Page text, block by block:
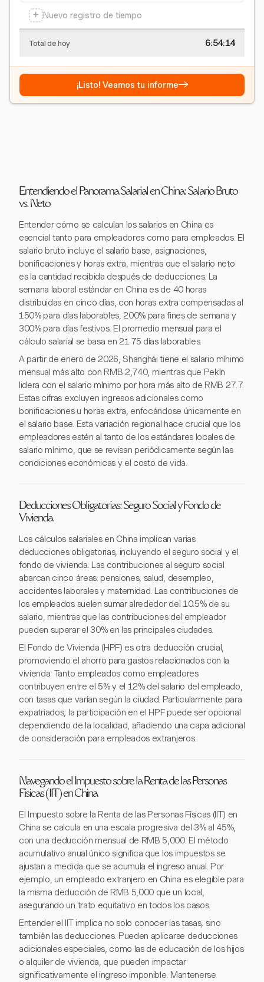
+ Nuevo registro de tiempo
Total de hoy 6:54:15
¡Listo! Veamos tu informe→
Entendiendo el Panorama Salarial en China: Salario Bruto
vs. Neto
Entender cómo se calculan los salarios en China es
esencial tanto para empleadores como para empleados. El
salario bruto incluye el salario base, asignaciones,
bonificaciones y horas extra, mientras que el salario neto
es la cantidad recibida después de deducciones. La
semana laboral estándar en China es de 40 horas
distribuidas en cinco días, con horas extra compensadas al
150% para días laborables, 200% para fines de semana y
300% para días festivos. El promedio mensual para el
cálculo salarial se basa en 21.75 días laborables.
A partir de enero de 2026, Shanghái tiene el salario mínimo
mensual más alto con RMB 2,740, mientras que Pekín
lidera con el salario mínimo por hora más alto de RMB 27.7.
Estas cifras excluyen ingresos adicionales como
bonificaciones u horas extra, enfocándose únicamente en
el salario base. Esta variación regional hace crucial que los
empleadores estén al tanto de los estándares locales de
salario mínimo, que se revisan periódicamente según las
condiciones económicas y el costo de vida.
Deducciones Obligatorias: Seguro Social y Fondo de
Vivienda
Los cálculos salariales en China implican varias
deducciones obligatorias, incluyendo el seguro social y el
fondo de vivienda. Las contribuciones al seguro social
abarcan cinco áreas: pensiones, salud, desempleo,
accidentes laborales y maternidad. Las contribuciones de
los empleados suelen sumar alrededor del 10.5% de su
salario, mientras que las contribuciones del empleador
pueden superar el 30% en las principales ciudades.
El Fondo de Vivienda (HPF) es otra deducción crucial,
promoviendo el ahorro para gastos relacionados con la
vivienda. Tanto empleados como empleadores
contribuyen entre el 5% y el 12% del salario del empleado,
con tasas que varían según la ciudad. Particularmente para
expatriados, la participación en el HPF puede ser opcional
dependiendo de la localidad, añadiendo una capa adicional
de consideración para empleados extranjeros.
Navegando el Impuesto sobre la Renta de las Personas
Físicas (IIT) en China
El Impuesto sobre la Renta de las Personas Físicas (IIT) en
China se calcula en una escala progresiva del 3% al 45%,
con una deducción mensual de RMB 5,000. El método
acumulativo anual único significa que los impuestos se
ajustan a medida que se acumula el ingreso anual. Por
ejemplo, un empleado extranjero en China es elegible para
la misma deducción de RMB 5,000 que un local,
asegurando un trato equitativo en todos los casos.
Entender el IIT implica no solo conocer las tasas, sino
también las deducciones. Pueden aplicarse deducciones
adicionales especiales, como las de educación de los hijos
o alquiler de vivienda, que pueden impactar
significativamente el ingreso imponible. Mantenerse